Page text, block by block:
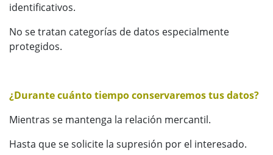
identificativos.
No se tratan categorías de datos especialmente
protegidos.
¿Durante cuánto tiempo conservaremos tus datos?
Mientras se mantenga la relación mercantil.
Hasta que se solicite la supresión por el interesado.